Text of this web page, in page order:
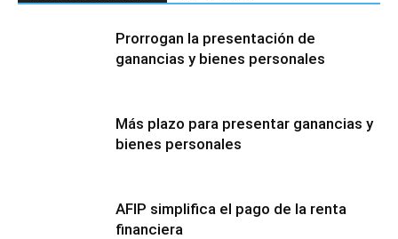
Prorrogan la presentación de
ganancias y bienes personales
Más plazo para presentar ganancias y
bienes personales
AFIP simplifica el pago de la renta
financiera